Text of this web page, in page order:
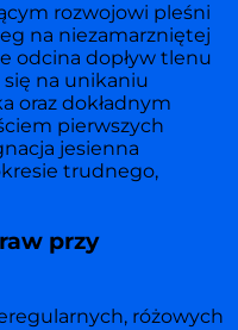
rozwojowi pleśni
na niezamarzniętej
odcina dopływ tlenu
na unikaniu
oraz dokładnym
pierwszych
jesienna
trudnego,
przy
różowych